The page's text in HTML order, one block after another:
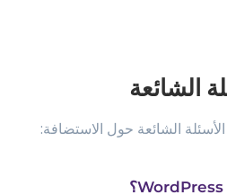
الشائعة
الشائعة حول الاستضافة: